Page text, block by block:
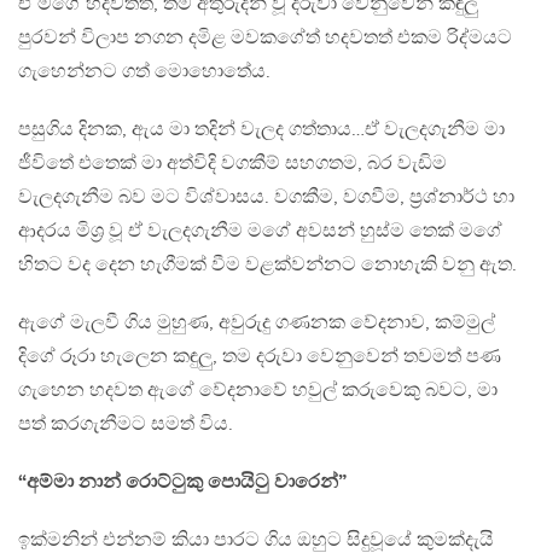
පුරවන් විලාප නගන දමිළ මවකගේත් හදවතත් එකම රිද්මයට
ගැහෙන්නට ගත් මොහොතේය.
පසුගිය දිනක, ඇය මා තදින් වැලද ගත්තාය…ඒ වැලදගැනීම මා
ජීවිතේ එතෙක් මා අත්විදි වගකීම් සහගතම, බර වැඩිම
වැලදගැනීම බව මට විශ්වාසය. වගකීම, වගවීම, ප්‍රශ්නාර්ථ හා
ආදරය මිශ්‍ර වූ ඒ වැලදගැනීම මගේ අවසන් හුස්ම තෙක් මගේ
හිතට වද දෙන හැගීමක් වීම වළක්වන්නට නොහැකි වනු ඇත.
ඇගේ මැලවී ගිය මුහුණ, අවුරුදු ගණනක වේදනාව, කම්මුල්
දිගේ රූරා හැලෙන කඳුලු, තම දරුවා වෙනුවෙන් තවමත් පණ
ගැහෙන හදවත ඇගේ වේදනාවේ හවුල් කරුවෙකු බවට, මා
පත් කරගැනීමට සමත් විය.
“අම්මා නාන් රොට්ටුකු පොයිටු වාරෙන්”
ඉක්මනින් එන්නම් කියා පාරට ගිය ඔහුට සිදුවූයේ කුමක්දැයි